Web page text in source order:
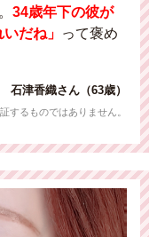
。 34歳年下の彼が
だね」 って褒め
石津香織さん（63歳）
するものではありません。